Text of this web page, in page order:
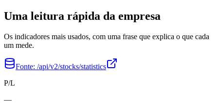
Uma leitura rápida da empresa
Os indicadores mais usados, com uma frase que explica o que cada
um mede.
Fonte: /api/v2/stocks/statistics
P/L
—